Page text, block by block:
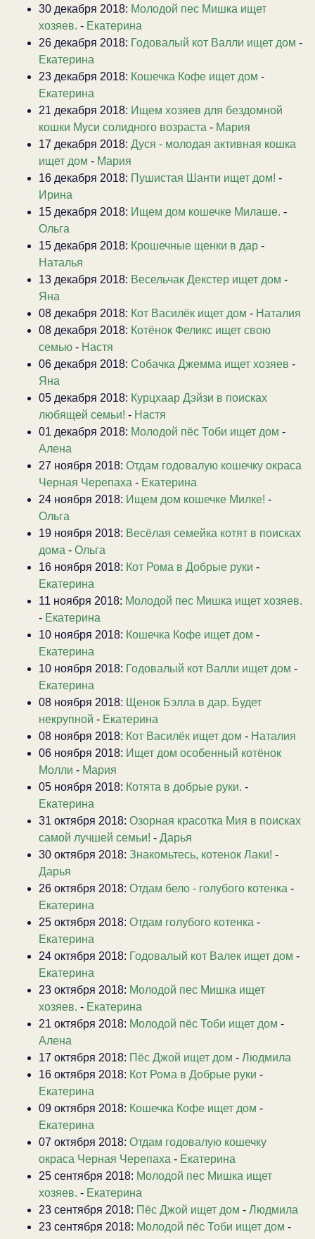
30 декабря 2018: Молодой пес Мишка ищет
хозяев. - Екатерина
26 декабря 2018: Годовалый кот Валли ищет дом -
Екатерина
23 декабря 2018: Кошечка Кофе ищет дом -
Екатерина
21 декабря 2018: Ищем хозяев для бездомной
кошки Муси солидного возраста - Мария
17 декабря 2018: Дуся - молодая активная кошка
ищет дом - Мария
16 декабря 2018: Пушистая Шанти ищет дом! -
Ирина
15 декабря 2018: Ищем дом кошечке Милаше. -
Ольга
15 декабря 2018: Крошечные щенки в дар -
Наталья
13 декабря 2018: Весельчак Декстер ищет дом -
Яна
08 декабря 2018: Кот Василёк ищет дом - Наталия
08 декабря 2018: Котёнок Феликс ищет свою
семью - Настя
06 декабря 2018: Собачка Джемма ищет хозяев -
Яна
05 декабря 2018: Курцхаар Дэйзи в поисках
любящей семьи! - Настя
01 декабря 2018: Молодой пёс Тоби ищет дом -
Алена
27 ноября 2018: Отдам годовалую кошечку окраса
Черная Черепаха - Екатерина
24 ноября 2018: Ищем дом кошечке Милке! -
Ольга
19 ноября 2018: Весёлая семейка котят в поисках
дома - Ольга
16 ноября 2018: Кот Рома в Добрые руки -
Екатерина
11 ноября 2018: Молодой пес Мишка ищет хозяев.
- Екатерина
10 ноября 2018: Кошечка Кофе ищет дом -
Екатерина
10 ноября 2018: Годовалый кот Валли ищет дом -
Екатерина
08 ноября 2018: Щенок Бэлла в дар. Будет
некрупной - Екатерина
08 ноября 2018: Кот Василёк ищет дом - Наталия
06 ноября 2018: Ищет дом особенный котёнок
Молли - Мария
05 ноября 2018: Котята в добрые руки. -
Екатерина
31 октября 2018: Озорная красотка Мия в поисках
самой лучшей семьи! - Дарья
30 октября 2018: Знакомьтесь, котенок Лаки! -
Дарья
26 октября 2018: Отдам бело - голубого котенка -
Екатерина
25 октября 2018: Отдам голубого котенка -
Екатерина
24 октября 2018: Годовалый кот Валек ищет дом -
Екатерина
23 октября 2018: Молодой пес Мишка ищет
хозяев. - Екатерина
21 октября 2018: Молодой пёс Тоби ищет дом -
Алена
17 октября 2018: Пёс Джой ищет дом - Людмила
16 октября 2018: Кот Рома в Добрые руки -
Екатерина
09 октября 2018: Кошечка Кофе ищет дом -
Екатерина
07 октября 2018: Отдам годовалую кошечку
окраса Черная Черепаха - Екатерина
25 сентября 2018: Молодой пес Мишка ищет
хозяев. - Екатерина
23 сентября 2018: Пёс Джой ищет дом - Людмила
23 сентября 2018: Молодой пёс Тоби ищет дом -